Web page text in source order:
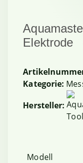
Elektrode
Kategorie:
Hersteller:
Modell